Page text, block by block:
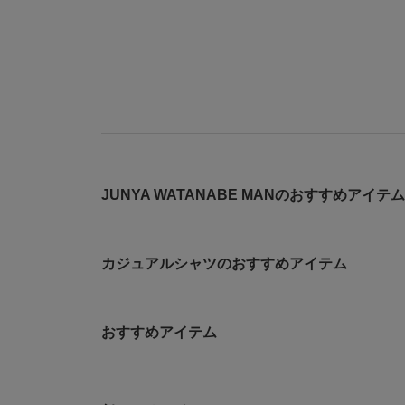
JUNYA WATANABE MANのおすすめアイテム
カジュアルシャツのおすすめアイテム
おすすめアイテム